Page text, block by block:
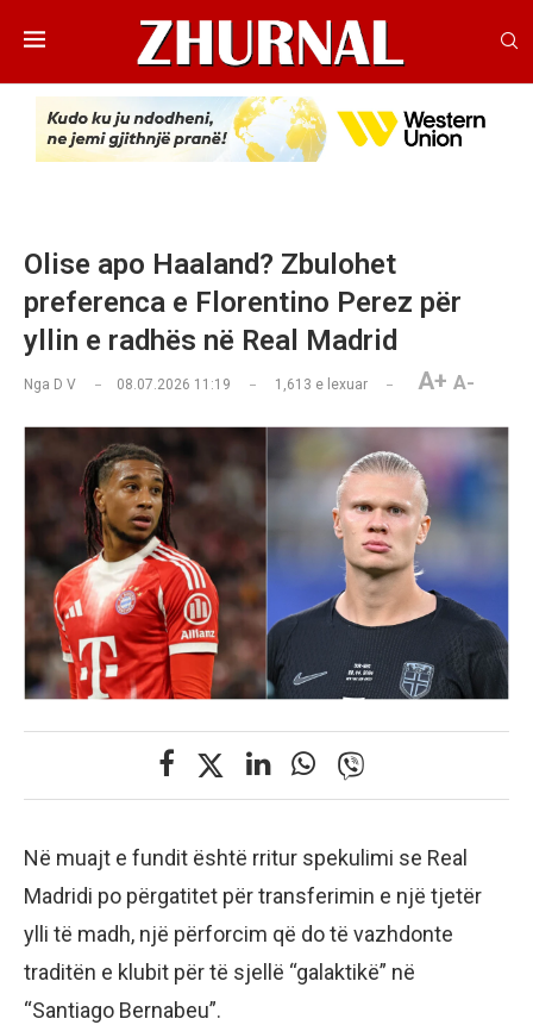
Olise apo Haaland? Zbulohet
preferenca e Florentino Perez për
yllin e radhës në Real Madrid
Nga D V 08.07.2026 11:19 1,613 e lexuar A+ A-
Në muajt e fundit është rritur spekulimi se Real
Madridi po përgatitet për transferimin e një tjetër
ylli të madh, një përforcim që do të vazhdonte
traditën e klubit për të sjellë “galaktikë” në
“Santiago Bernabeu”.